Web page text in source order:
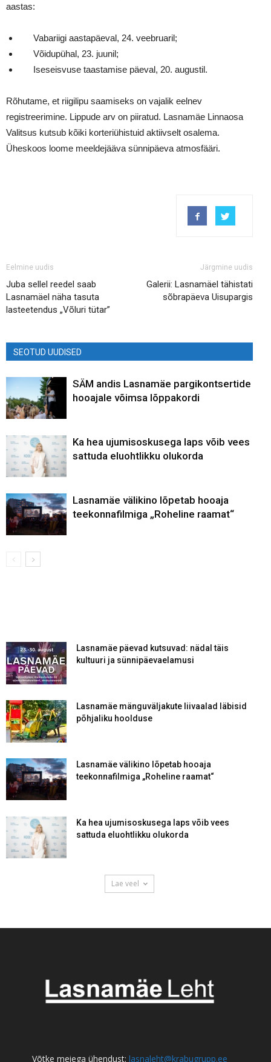
aastas:
Vabariigi aastapäeval, 24. veebruaril;
Võidupühal, 23. juunil;
Iseseisvuse taastamise päeval, 20. augustil.
Rõhutame, et riigilipu saamiseks on vajalik eelnev
registreerimine. Lippude arv on piiratud. Lasnamäe Linnaosa
Valitsus kutsub kõiki korteriühistuid aktiivselt osalema.
Üheskoos loome meeldejääva sünnipäeva atmosfääri.
Eelmine uudis
Juba sellel reedel saab
Lasnamäel näha tasuta
lasteetendus „Võluri tütar”
Järgmine uudis
Galerii: Lasnamäel tähistati
sõbrapäeva Uisupargis
SEOTUD UUDISED
SÄM andis Lasnamäe pargikontsertide
hooajale võimsa lõppakordi
Ka hea ujumisoskusega laps võib vees
sattuda eluohtlikku olukorda
Lasnamäe välikino lõpetab hooaja
teekonnafilmiga „Roheline raamat“
Lasnamäe päevad kutsuvad: nädal täis
kultuuri ja sünnipäevaelamusi
Lasnamäe mänguväljakute liivaalad läbisid
põhjaliku hoolduse
Lasnamäe välikino lõpetab hooaja
teekonnafilmiga „Roheline raamat“
Ka hea ujumisoskusega laps võib vees
sattuda eluohtlikku olukorda
Lae veel
Võtke meiega ühendust: lasnaleht@krabugrupp.ee